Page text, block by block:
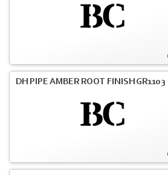
DH PIPE AMBER ROOT FINISH GR1103